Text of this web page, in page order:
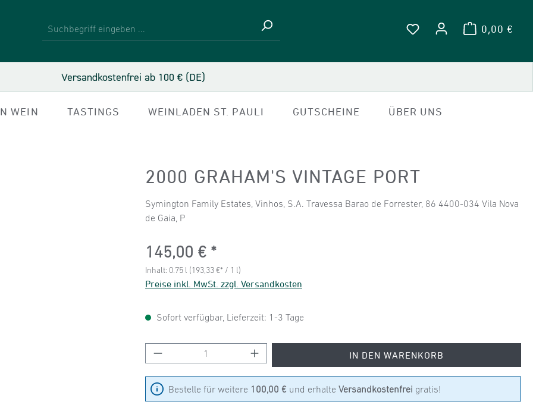
DU HAST 0 PRODUKTE
0,00 €
Versandkostenfrei ab 100 € (DE)
WEIN TASTINGS WEINLADEN ST. PAULI GUTSCHEINE ÜBER UNS
2000 GRAHAM'S VINTAGE PORT
Symington Family Estates, Vinhos, S.A. Travessa Barao de Forrester, 86 4400-034 Vila Nova
de Gaia, P
Regulärer Preis:
145,00 €
Inhalt: 0.75 l (193,33 €* / 1 l)
Preise inkl. MwSt. zzgl. Versandkosten
Sofort verfügbar, Lieferzeit: 1-3 Tage
Produkt Anzahl: Gib den gewünschten Wert ein oder benutze
IN DEN WARENKORB
Bestelle für weitere 100,00 € und erhalte Versandkostenfrei gratis!